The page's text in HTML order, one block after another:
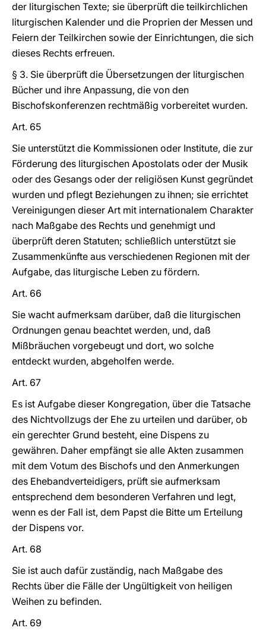
der liturgischen Texte; sie überprüft die teilkirchlichen
liturgischen Kalender und die Proprien der Messen und
Feiern der Teilkirchen sowie der Einrichtungen, die sich
dieses Rechts erfreuen.
§ 3. Sie überprüft die Übersetzungen der liturgischen
Bücher und ihre Anpassung, die von den
Bischofskonferenzen rechtmäßig vorbereitet wurden.
Art. 65
Sie unterstützt die Kommissionen oder Institute, die zur
Förderung des liturgischen Apostolats oder der Musik
oder des Gesangs oder der religiösen Kunst gegründet
wurden und pflegt Beziehungen zu ihnen; sie errichtet
Vereinigungen dieser Art mit internationalem Charakter
nach Maßgabe des Rechts und genehmigt und
überprüft deren Statuten; schließlich unterstützt sie
Zusammenkünfte aus verschiedenen Regionen mit der
Aufgabe, das liturgische Leben zu fördern.
Art. 66
Sie wacht aufmerksam darüber, daß die liturgischen
Ordnungen genau beachtet werden, und, daß
Mißbräuchen vorgebeugt und dort, wo solche
entdeckt wurden, abgeholfen werde.
Art. 67
Es ist Aufgabe dieser Kongregation, über die Tatsache
des Nichtvollzugs der Ehe zu urteilen und darüber, ob
ein gerechter Grund besteht, eine Dispens zu
gewähren. Daher empfängt sie alle Akten zusammen
mit dem Votum des Bischofs und den Anmerkungen
des Ehebandverteidigers, prüft sie aufmerksam
entsprechend dem besonderen Verfahren und legt,
wenn es der Fall ist, dem Papst die Bitte um Erteilung
der Dispens vor.
Art. 68
Sie ist auch dafür zuständig, nach Maßgabe des
Rechts über die Fälle der Ungültigkeit von heiligen
Weihen zu befinden.
Art. 69